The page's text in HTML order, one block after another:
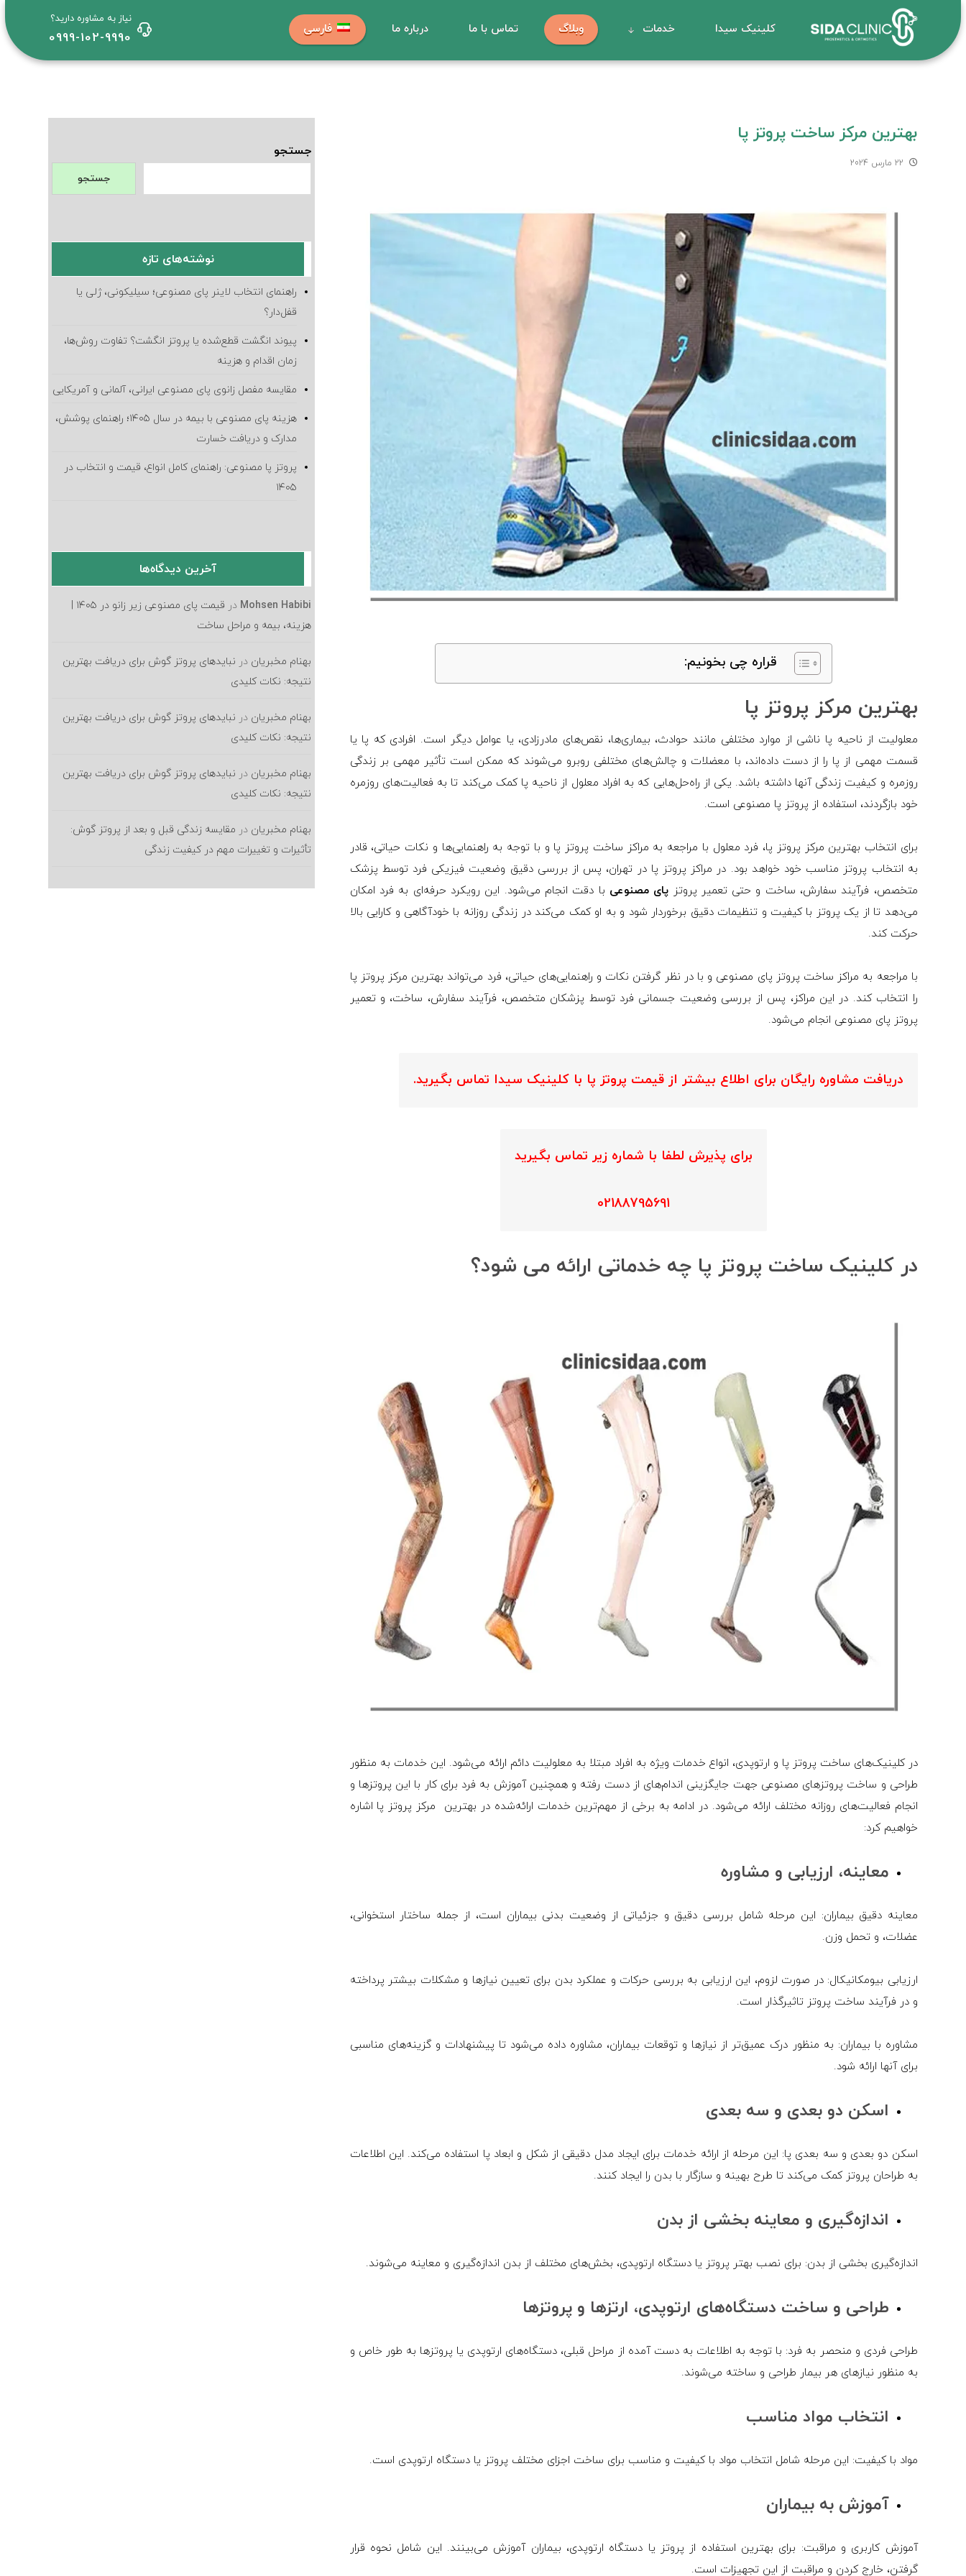
کلینیک سیدا خدمات وبلاگ تماس با ما درباره ما فارسی
نیاز به مشاوره دارید؟
0999-102-9990
بهترین مرکز ساخت پروتز پا
22 مارس 2024
قراره چی بخونیم:
بهترین مرکز پروتز پا
معلولیت از ناحیه پا ناشی از موارد مختلفی مانند حوادث، بیماری‌ها، نقص‌های مادرزادی، یا عوامل دیگر است. افرادی که پا یا
قسمت مهمی از پا را از دست داده‌اند، با معضلات و چالش‌های مختلفی روبرو می‌شوند که ممکن است تأثیر مهمی بر زندگی
روزمره و کیفیت زندگی آنها داشته باشد. یکی از راه‌حل‌هایی که به افراد معلول از ناحیه پا کمک می‌کند تا به فعالیت‌های روزمره
خود بازگردند، استفاده از پروتز پا مصنوعی است.
برای انتخاب بهترین مرکز پروتز پا، فرد معلول با مراجعه به مراکز ساخت پروتز پا و با توجه به راهنمایی‌ها و نکات حیاتی، قادر
به انتخاب پروتز مناسب خود خواهد بود. در مراکز پروتز پا در تهران، پس از بررسی دقیق وضعیت فیزیکی فرد توسط پزشک
متخصص، فرآیند سفارش، ساخت و حتی تعمیر پروتز پای مصنوعی با دقت انجام می‌شود. این رویکرد حرفه‌ای به فرد امکان
می‌دهد تا از یک پروتز با کیفیت و تنظیمات دقیق برخوردار شود و به او کمک می‌کند در زندگی روزانه با خودآگاهی و کارایی بالا
حرکت کند.
با مراجعه به مراکز ساخت پروتز پای مصنوعی و با در نظر گرفتن نکات و راهنمایی‌های حیاتی، فرد می‌تواند بهترین مرکز پروتز پا
را انتخاب کند. در این مراکز، پس از بررسی وضعیت جسمانی فرد توسط پزشکان متخصص، فرآیند سفارش، ساخت، و تعمیر
پروتز پای مصنوعی انجام می‌شود.
دریافت مشاوره رایگان برای اطلاع بیشتر از قیمت پروتز پا با کلینیک سیدا تماس بگیرید.
برای پذیرش لطفا با شماره زیر تماس بگیرید
02188795691
در کلینیک ساخت پروتز پا چه خدماتی ارائه می شود؟
در کلینیک‌های ساخت پروتز پا و ارتوپدی، انواع خدمات ویژه به افراد مبتلا به معلولیت دائم ارائه می‌شود. این خدمات به منظور
طراحی و ساخت پروتزهای مصنوعی جهت جایگزینی اندام‌های از دست رفته و همچنین آموزش به فرد برای کار با این پروتزها و
انجام فعالیت‌های روزانه مختلف ارائه می‌شود. در ادامه به برخی از مهم‌ترین خدمات ارائه‌شده در بهترین مرکز پروتز پا اشاره
خواهیم کرد:
معاینه، ارزیابی و مشاوره
معاینه دقیق بیماران: این مرحله شامل بررسی دقیق و جزئیاتی از وضعیت بدنی بیماران است، از جمله ساختار استخوانی،
عضلات، و تحمل وزن.
ارزیابی بیومکانیکال: در صورت لزوم، این ارزیابی به بررسی حرکات و عملکرد بدن برای تعیین نیازها و مشکلات بیشتر پرداخته
و در فرآیند ساخت پروتز تاثیرگذار است.
مشاوره با بیماران: به منظور درک عمیق‌تر از نیازها و توقعات بیماران، مشاوره داده می‌شود تا پیشنهادات و گزینه‌های مناسبی
برای آنها ارائه شود.
اسکن دو بعدی و سه بعدی
اسکن دو بعدی و سه بعدی پا: این مرحله از ارائه خدمات برای ایجاد مدل دقیقی از شکل و ابعاد پا استفاده می‌کند. این اطلاعات
به طراحان پروتز کمک می‌کند تا طرح بهینه و سازگار با بدن را ایجاد کنند.
اندازه‌گیری و معاینه بخشی از بدن
اندازه‌گیری بخشی از بدن: برای نصب بهتر پروتز یا دستگاه ارتوپدی، بخش‌های مختلف از بدن اندازه‌گیری و معاینه می‌شوند.
طراحی و ساخت دستگاه‌های ارتوپدی، ارتزها و پروتزها
طراحی فردی و منحصر به فرد: با توجه به اطلاعات به دست آمده از مراحل قبلی، دستگاه‌های ارتوپدی یا پروتزها به طور خاص و
به منظور نیازهای هر بیمار طراحی و ساخته می‌شوند.
انتخاب مواد مناسب
مواد با کیفیت: این مرحله شامل انتخاب مواد با کیفیت و مناسب برای ساخت اجزای مختلف پروتز یا دستگاه ارتوپدی است.
آموزش به بیماران
آموزش کاربری و مراقبت: برای بهترین استفاده از پروتز یا دستگاه ارتوپدی، بیماران آموزش می‌بینند. این شامل نحوه قرار
گرفتن، خارج کردن و مراقبت از این تجهیزات است.
جستجو
جستجو
نوشته‌های تازه
راهنمای انتخاب لاینر پای مصنوعی؛ سیلیکونی، ژلی یا
قفل‌دار؟
پیوند انگشت قطع‌شده یا پروتز انگشت؟ تفاوت روش‌ها،
زمان اقدام و هزینه
مقایسه مفصل زانوی پای مصنوعی ایرانی، آلمانی و آمریکایی
هزینه پای مصنوعی با بیمه در سال ۱۴۰۵؛ راهنمای پوشش،
مدارک و دریافت خسارت
پروتز پا مصنوعی: راهنمای کامل انواع، قیمت و انتخاب در
۱۴۰۵
آخرین دیدگاه‌ها
Mohsen Habibi در
قیمت پای مصنوعی زیر زانو در ۱۴۰۵ |
هزینه، بیمه و مراحل ساخت
بهنام مخبریان در نبایدهای پروتز گوش برای دریافت بهترین
نتیجه: نکات کلیدی
بهنام مخبریان در نبایدهای پروتز گوش برای دریافت بهترین
نتیجه: نکات کلیدی
بهنام مخبریان در نبایدهای پروتز گوش برای دریافت بهترین
نتیجه: نکات کلیدی
بهنام مخبریان در مقایسه زندگی قبل و بعد از پروتز گوش:
تأثیرات و تغییرات مهم در کیفیت زندگی